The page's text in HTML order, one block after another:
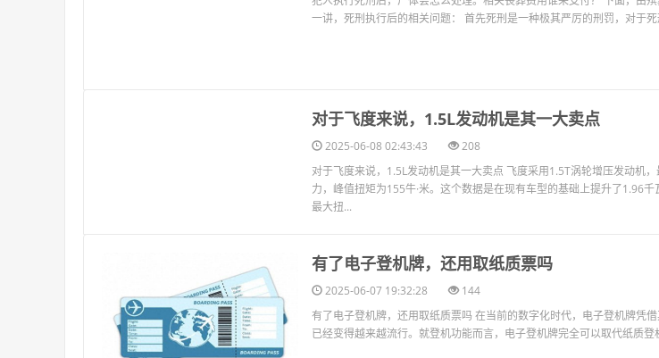
一讲，死刑执行后的相关问题： 首先死刑是一种极其严厉的刑罚，对于
​对于飞度来说，1.5L发动机是其一大卖点
2025-06-08 02:43:43
208
对于飞度来说，1.5L发动机是其一大卖点 飞度采用1.5T涡轮增压发动机
力，峰值扭矩为155牛·米。这个数据是在现有车型的基础上提升了1.96
最大扭...
​有了电子登机牌，还用取纸质票吗
2025-06-07 19:32:28
144
有了电子登机牌，还用取纸质票吗 在当前的数字化时代，电子登机牌凭借
已经变得越来越流行。就登机功能而言，电子登机牌完全可以取代纸质登